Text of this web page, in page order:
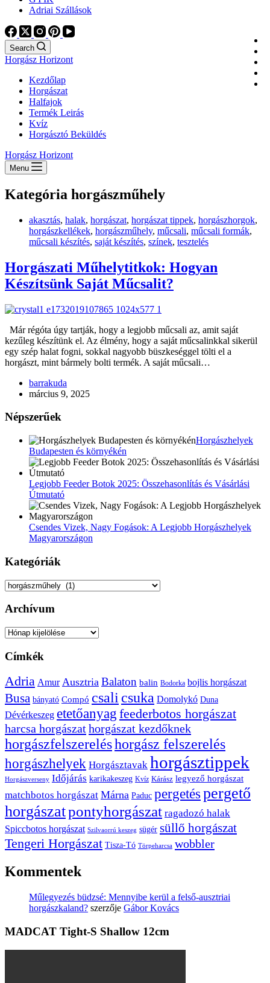
Adriai Szállások
Search
Horgász Horizont
Kezdőlap
Horgászat
Halfajok
Termék Leirás
Kvíz
Horgásztó Beküldés
Horgász Horizont
Menu
Kategória horgászműhely
akasztás, halak, horgászat, horgászat tippek, horgászhorgok,
horgászkellékek, horgászműhely, műcsali, műcsali formák,
műcsali készítés, saját készítés, színek, tesztelés
Horgászati Műhelytitkok: Hogyan
Készítsünk Saját Műcsalit?
Már régóta úgy tartják, hogy a legjobb műcsali az, amit saját
kezűleg készítünk el. Az élmény, hogy a saját műcsalinkkal sikerül
egy szép halat fogni, sokkal nagyobb büszkeséggel tölti el a
horgászt, mint bármely bolti termék. A saját műcsali…
barrakuda
március 9, 2025
Népszerűek
Horgászhelyek
Budapesten és környékén
Legjobb Feeder Botok 2025: Összehasonlítás és Vásárlási
Útmutató
Csendes Vizek, Nagy Fogások: A Legjobb Horgászhelyek
Magyarországon
Kategóriák
Kategóriák
Archívum
Archívum
Címkék
Adria Amur Ausztria Balaton balin Bodorka bojlis horgászat
Busa bányató Compó csalicsuka Domolykó Duna
Dévérkeszeg etetőanyag feederbotos horgászat
harcsa horgászathorgászat kezdőknek
horgászfelszereléshorgász felszerelés
horgászhelyek Horgásztavak horgásztippek
Horgászverseny Időjárás karikakeszeg Kvíz Kárász legyező horgászat
matchbotos horgászat Márna Paduc pergetéspergető
horgászatpontyhorgászat ragadozó halak
Spiccbotos horgászat Szilvaorrú keszeg sügér süllő horgászat
Tengeri Horgászat Tisza-Tó Törpeharcsa wobbler
Kommentek
Műlegyezés büdzsé: Mennyibe kerül a felső-ausztriai
horgászkaland? szerzője Gábor Kovács
MADCAT Tight-S Shallow 12cm